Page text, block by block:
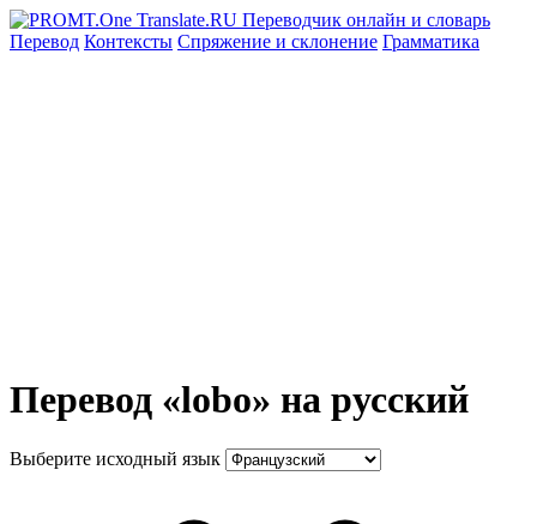
Перевод Контексты Спряжение и склонение Грамматика
Перевод «lobo» на русский
Выберите исходный язык